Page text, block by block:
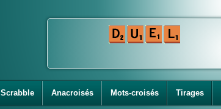
Scrabble Anacroisés Mots-croisés Tirages